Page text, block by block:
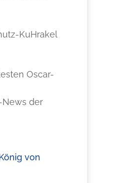
KuHrakel
Oscar-
News der
von